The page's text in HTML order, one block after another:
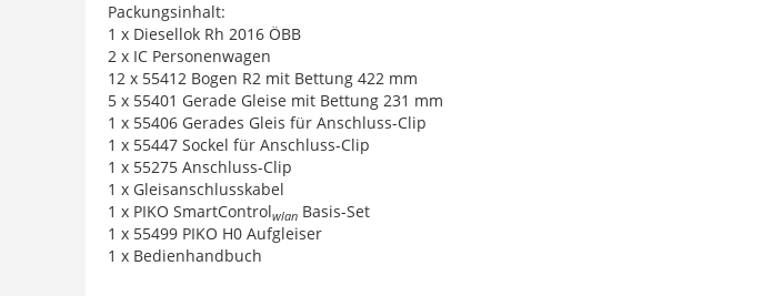
Packungsinhalt:
1 x Diesellok Rh 2016 ÖBB
2 x IC Personenwagen
12 x 55412 Bogen R2 mit Bettung 422 mm
5 x 55401 Gerade Gleise mit Bettung 231 mm
1 x 55406 Gerades Gleis für Anschluss-Clip
1 x 55447 Sockel für Anschluss-Clip
1 x 55275 Anschluss-Clip
1 x Gleisanschlusskabel
1 x PIKO SmartControlwlan Basis-Set
1 x 55499 PIKO H0 Aufgleiser
1 x Bedienhandbuch